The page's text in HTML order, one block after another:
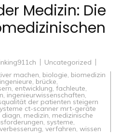
Medizin: Die
Uncategorized
machen, biologie, biomedizin
, brücke,
, entwicklung, fachleute,
, ingenieurwissenschaften,
der patienten steigern
ct-scanner mrt-geräte
diagn, medizin, medizinische
, systeme,
verbesserung, verfahren, wissen